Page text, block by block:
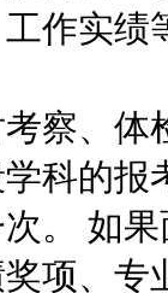
作实绩
、体检
科的报
。 如
项、专